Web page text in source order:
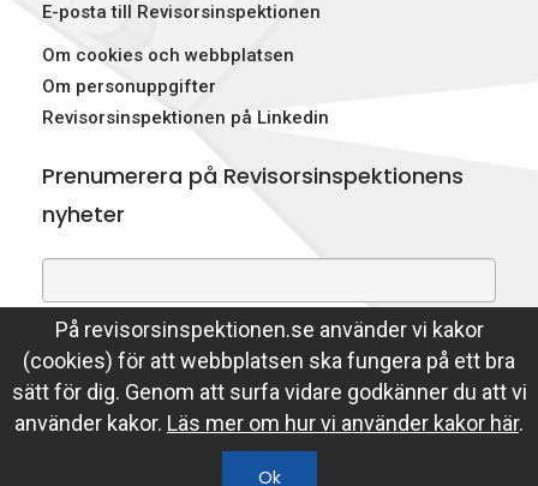
På revisorsinspektionen.se använder vi kakor
(cookies) för att webbplatsen ska fungera på ett bra
sätt för dig. Genom att surfa vidare godkänner du att vi
använder kakor. Läs mer om hur vi använder kakor här.
E-posta till Revisorsinspektionen
Om cookies och webbplatsen
Om personuppgifter
Revisorsinspektionen på Linkedin
Prenumerera på Revisorsinspektionens
nyheter
Genom att prenumerera på nyheter godkänner du att
Revisorsinspektionen lagrar din e-postadress.
Läs mer